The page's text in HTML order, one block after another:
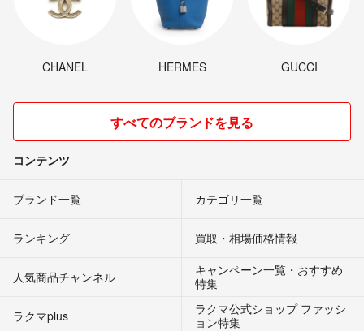
CHANEL HERMES GUCCI
すべてのブランドを見る
コンテンツ
ブランド一覧 カテゴリ一覧
ランキング 買取・相場価格情報
人気商品チャンネル
キャンペーン一覧・おすすめ
特集
ラクマplus
ラクマ公式ショップ ファッシ
ョン特集